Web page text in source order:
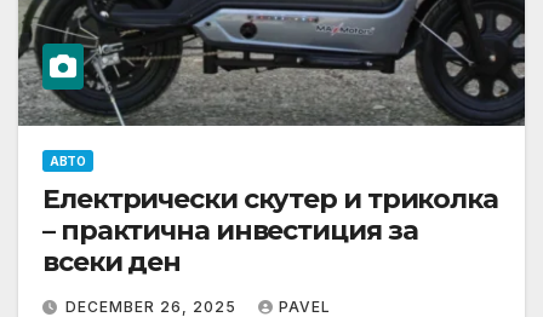
АВТО
Електрически скутер и триколка
– практична инвестиция за
всеки ден
DECEMBER 26, 2025 PAVEL